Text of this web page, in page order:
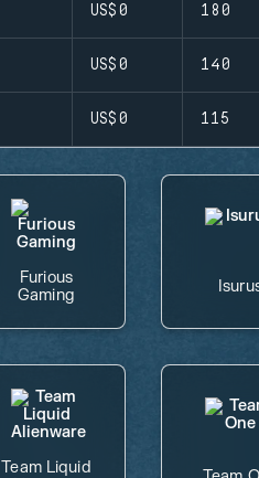
US$0 180
US$0 140
US$0 115
Furious
Gaming
Team Liquid